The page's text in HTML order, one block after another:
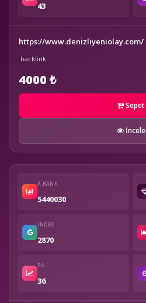
43
https://www.denizliyeniolay.com/
backlink
4000 ₺
Sepet
İncele
A.RANK
5440030
INDEX
2870
PA
36